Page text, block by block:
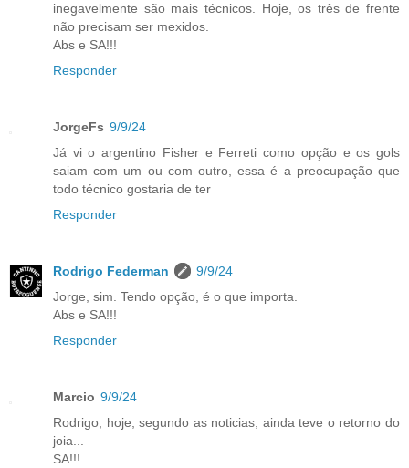
inegavelmente são mais técnicos. Hoje, os três de frente
não precisam ser mexidos.
Abs e SA!!!
Responder
JorgeFs 9/9/24
Já vi o argentino Fisher e Ferreti como opção e os gols
saiam com um ou com outro, essa é a preocupação que
todo técnico gostaria de ter
Responder
Rodrigo Federman
9/9/24
Jorge, sim. Tendo opção, é o que importa.
Abs e SA!!!
Responder
Marcio 9/9/24
Rodrigo, hoje, segundo as noticias, ainda teve o retorno do
joia...
SA!!!